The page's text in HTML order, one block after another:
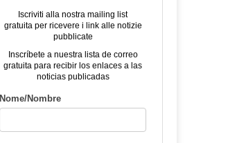
Iscriviti alla nostra mailing list
gratuita per ricevere i link alle notizie
pubblicate
Inscríbete a nuestra lista de correo
gratuita para recibir los enlaces a las
noticias publicadas
Nome/Nombre